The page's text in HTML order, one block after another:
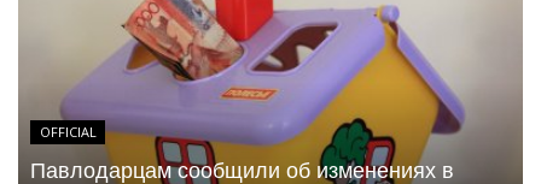
OFFICIAL
Павлодарцам сообщили об изменениях в